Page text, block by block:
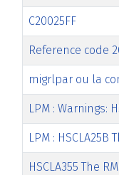
C20025FF
Reference code
migrlpar ou la
LPM : Warnings:
LPM :
HSCLA355 The